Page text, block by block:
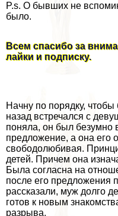
P.s. О бывших не
было.
Всем спасибо за
лайки и подписку.
Начну по порядку,
назад встречался с
поняла, он был безумно
предложение, а она его
свободолюбивая.
детей. Причем она
Была согласна на
после его предложения
рассказали, муж долго
готов к новым
разрыва.